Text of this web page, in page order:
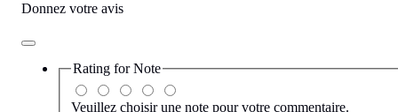
Donnez votre avis
Rating forNote
Veuillez choisir une note pour votre commentaire.